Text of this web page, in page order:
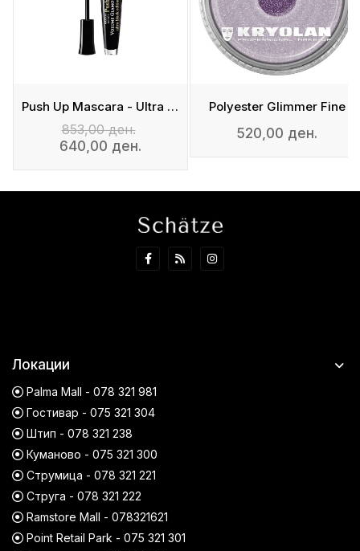
Push Up Mascara - Ultra Black Edition
853,00 ден.
640,00 ден.
Polyester Glimmer Fine
520,00 ден.
Локации
Palma Mall - 078 321 981
Гостивар - 075 321 304
Штип - 078 321 238
Куманово - 075 321 300
Струмица - 078 321 221
Струга - 078 321 222
Ramstore Mall - 078321621
Point Retail Park - 075 321 301